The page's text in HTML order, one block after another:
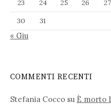
23
24 25 26 27
30
31
« Giu
COMMENTI RECENTI
Stefania Cocco su È morto